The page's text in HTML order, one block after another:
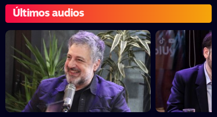
Últimos audios